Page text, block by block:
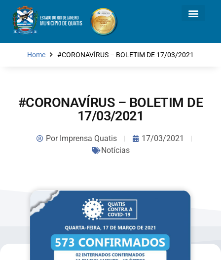
Home #CORONAVÍRUS – BOLETIM DE 17/03/2021
#CORONAVÍRUS – BOLETIM DE
17/03/2021
PorImprensa Quatis
17/03/2021
Notícias